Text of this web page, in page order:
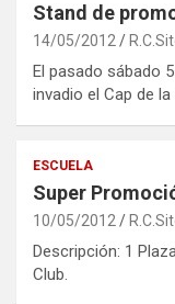
Stand de
14/05/2012
El pasado sábado
invadio el Cap de
ESCUELA
Super
10/05/2012
Descripción: 1
Club.